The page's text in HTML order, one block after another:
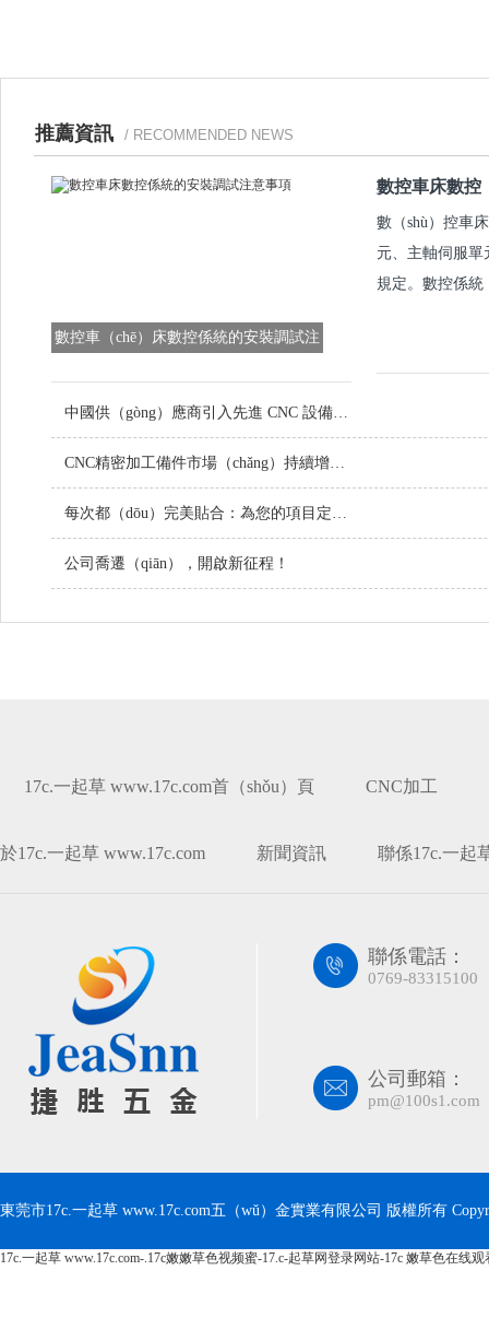
推薦資訊 / RECOMMENDED NEWS
數控車（chē）床數控係統的安裝調試注
數控車床數控
數（shù）控車
元、主軸伺服單
規定。數控係統
中國供（gòng）應商引入先進 CNC 設備，提升定製（zhì）金屬零（líng）件品質
CNC精密加工備件市場（chǎng）持續增長，技（jì）術創新引領行業未來
每次都（dōu）完美貼合：為您的項目定製螺絲
公司喬遷（qiān），開啟新征程！
17c.一起草 www.17c.com首（shǒu）頁 CNC加工
於17c.一起草 www.17c.com 新聞資訊 聯係17c.一起
聯係電話：
0769-83315100
公司郵箱：
pm@100s1.com
東莞市17c.一起草 www.17c.com五（wǔ）金實業有限公司 版權所有
17c.一起草 www.17c.com-.17c嫩嫩草色视频蜜-17.c-起草网登录网站-17c 嫩草色在线观